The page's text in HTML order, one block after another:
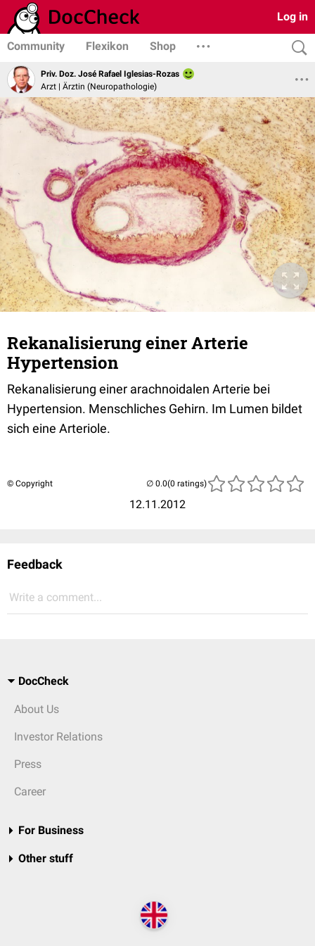
Log in
Community Flexikon Shop
Priv. Doz. José Rafael Iglesias-Rozas
Arzt | Ärztin (Neuropathologie)
Rekanalisierung einer Arterie
Hypertension
Rekanalisierung einer arachnoidalen Arterie bei
Hypertension. Menschliches Gehirn. Im Lumen bildet
sich eine Arteriole.
© Copyright
12.11.2012
(0 ratings)
Feedback
Write a comment...
DocCheck
About Us
Investor Relations
Press
Career
For Business
Other stuff